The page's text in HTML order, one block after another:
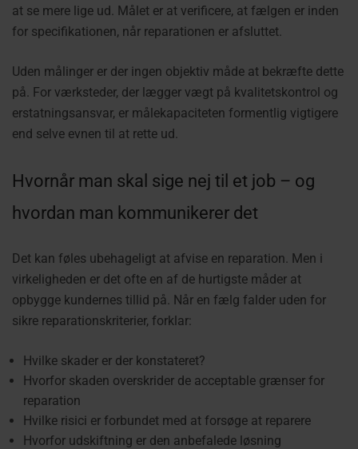
at se mere lige ud. Målet er at verificere, at fælgen er inden
for specifikationen, når reparationen er afsluttet.
Uden målinger er der ingen objektiv måde at bekræfte dette
på. For værksteder, der lægger vægt på kvalitetskontrol og
erstatningsansvar, er målekapaciteten formentlig vigtigere
end selve evnen til at rette ud.
Hvornår man skal sige nej til et job – og
hvordan man kommunikerer det
Det kan føles ubehageligt at afvise en reparation. Men i
virkeligheden er det ofte en af de hurtigste måder at
opbygge kundernes tillid på. Når en fælg falder uden for
sikre reparationskriterier, forklar:
Hvilke skader er der konstateret?
Hvorfor skaden overskrider de acceptable grænser for
reparation
Hvilke risici er forbundet med at forsøge at reparere
Hvorfor udskiftning er den anbefalede løsning